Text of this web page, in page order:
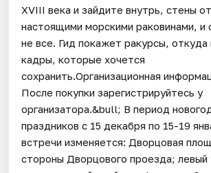
XVIII века и зайдите внутрь, стены
настоящими морскими раковинами, и
не все. Гид покажет ракурсы, откуда
кадры, которые хочется
сохранить.Организационная
После покупки зарегистрируйтесь у
организатора.&bull; В период
праздников с 15 декабря по 15-19
встречи изменяется: Дворцовая
стороны Дворцового проезда; левый